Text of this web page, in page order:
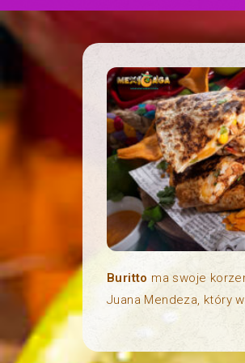
Buritto ma swoje
Juana Mendeza, który